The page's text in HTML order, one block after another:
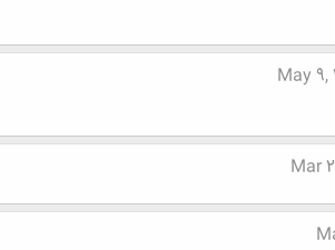
May 9,
Mar